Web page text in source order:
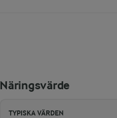
Näringsvärde
TYPISKA VÄRDEN